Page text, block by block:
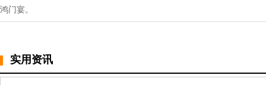
鸿门宴。
实用资讯